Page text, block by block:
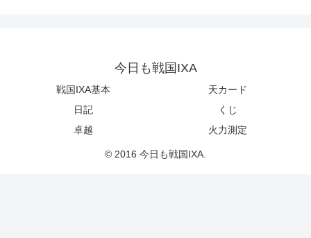
今日も戦国IXA
戦国IXA基本
天カード
日記
くじ
卓越
火力測定
© 2016 今日も戦国IXA.